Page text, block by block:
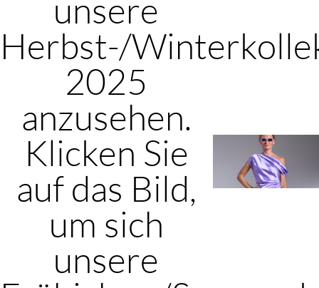
unsere
Herbst-/
2025
anzusehen.
Klicken Sie
auf das Bild,
um sich
unsere